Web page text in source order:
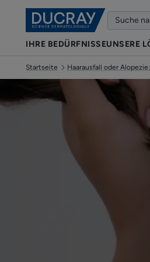
IHRE BEDÜRFNISSEUNSERE
Startseite Haarausfall oder